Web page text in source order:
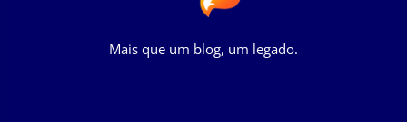
Mais que um blog, um legado.